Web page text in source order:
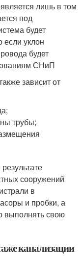
лишь в том
под
будет
если уклон
будет
СНиП
зависит от
трубы;
сооружений
в
и пробки, а
выполнять свою
канализации